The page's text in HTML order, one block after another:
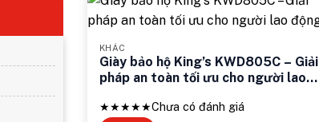
KHÁC
Giày bảo hộ King’s KWD805C – Giải
pháp an toàn tối ưu cho người lao
★★★★★Chưa có đánh giá